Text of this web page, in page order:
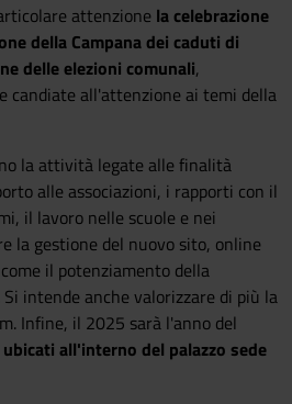
attenzione la celebrazione
della Campana dei caduti di
delle elezioni comunali,
candiate all'attenzione ai temi della
la attività legate alle finalità
alle associazioni, i rapporti con il
il lavoro nelle scuole e nei
la gestione del nuovo sito, online
il potenziamento della
intende anche valorizzare di più la
Infine, il 2025 sarà l'anno del
all'interno del palazzo sede